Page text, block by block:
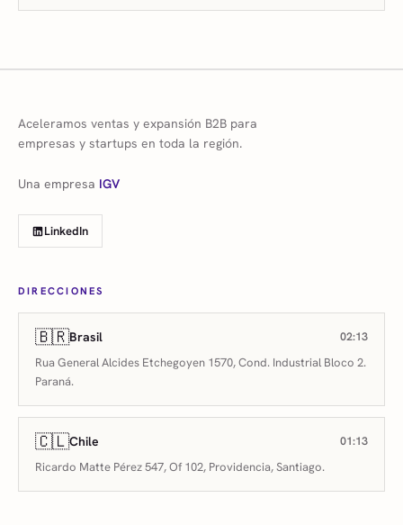
Aceleramos ventas y expansión B2B para
empresas y startups en toda la región.
Una empresa IGV
LinkedIn
DIRECCIONES
🇧🇷Brasil 02:13
Rua General Alcides Etchegoyen 1570, Cond. Industrial Bloco 2.
Paraná.
🇨🇱Chile 01:13
Ricardo Matte Pérez 547, Of 102, Providencia, Santiago.